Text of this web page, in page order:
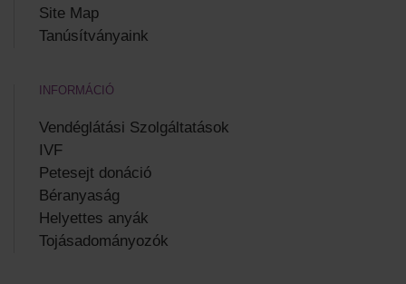
Site Map
Tanúsítványaink
INFORMÁCIÓ
Vendéglátási Szolgáltatások
IVF
Petesejt donáció
Béranyaság
Helyettes anyák
Tojásadományozók